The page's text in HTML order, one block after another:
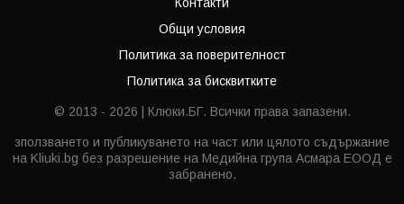
Общи условия
Политика за поверителност
Политика за бисквитките
© 2013 - 2026 | Клюки.БГ. Всички права запазени.
зползването и публикуването на част или цялото съдържание
на Kliuki.bg без разрешение на Медийна група Асмара ЕООД е
забранено.